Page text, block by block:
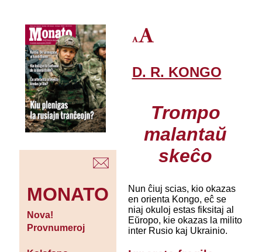
MONATO
Nova!
Provnumeroj
D. R. KONGO
Trompo
malantaŭ
skeĉo
Nun ĉiuj scias, kio okazas
en orienta Kongo, eĉ se
niaj okuloj estas fiksitaj al
Eŭropo, kie okazas la milito
inter Rusio kaj Ukrainio.